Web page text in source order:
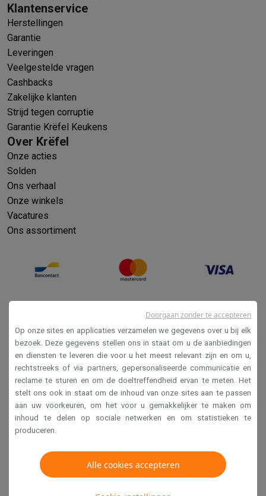
Klantenservice
Herstellingen
Garantie
Leveringen
Veelgestelde vragen
Cashbacks
Zakelijke klanten
Strijd tegen corruptie
Garantie Krëfel Keukens
Over Krëfel
Onze acties
Solden
Ons verhaal
Onze winkels
Vacatures
Ons assortiment
Verkoopsvoorwaarden
Privacy
Disclaimer
Cookies
Krëfel NV - Steenstraat 44 - Industriezone 4 "T Sas",
1851 Humbeek, België
Op onze sites en applicaties verzamelen we gegevens over u bij elk
bezoek. Deze gegevens stellen ons in staat om u de aanbiedingen
en diensten te leveren die voor u het meest relevant zijn en om u,
rechtstreeks of via partners, gepersonaliseerde communicatie en
reclame te sturen en om de doeltreffendheid ervan te meten. Het
stelt ons ook in staat om de inhoud van onze sites aan te passen
aan uw voorkeuren, om het voor u gemakkelijker te maken om
inhoud te delen op sociale netwerken en om statistieken te
produceren.
Alle cookies accepteren
Doorgaan zonder te accepteren